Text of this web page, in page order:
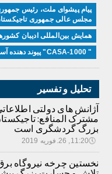
پیام پیشوای ملت، رئیس
مجلس عالی جمهوری
همایش بین‌المللی ادیبان
" CASA-1000" پیوند دهنده آسیای مرکزی و آسیای جنوبی
تحلیل و تفسیر
آژانش های دولتی
مشترک المنافع:
بزرگ گردشگری است
🕔11:20, 26.فوریه 2019
نخستین چرخه نیروگاه